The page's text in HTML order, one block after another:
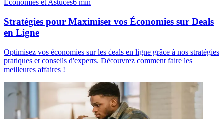
Économies et Astuces6 min
Stratégies pour Maximiser vos Économies sur Deals
en Ligne
Optimisez vos économies sur les deals en ligne grâce à nos stratégies
pratiques et conseils d'experts. Découvrez comment faire les
meilleures affaires !